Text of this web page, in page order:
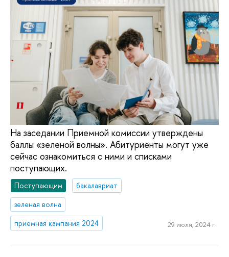
На заседании Приемной комиссии утверждены
баллы «зеленой волны». Абитуриенты могут уже
сейчас ознакомиться с ними и списками
поступающих.
Поступающим
бакалавриат
зеленая волна
приемная кампания 2024
29 июля, 2024 г.